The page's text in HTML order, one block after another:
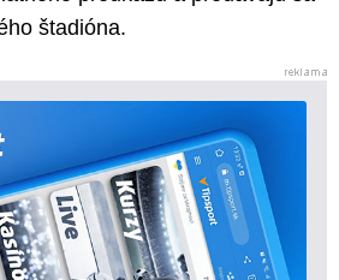
štadióna.